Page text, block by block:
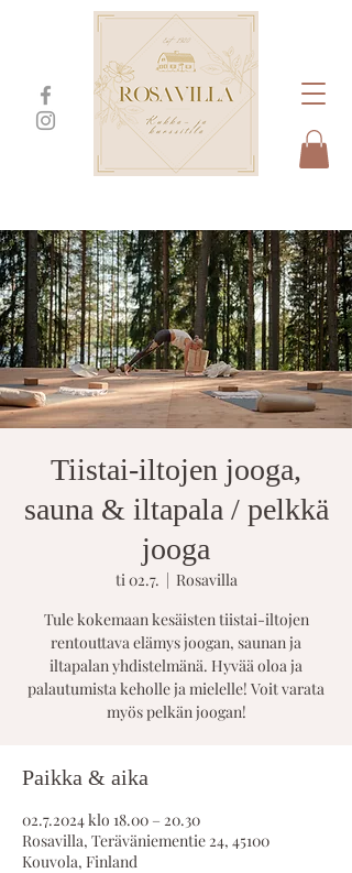
Tiistai-iltojen jooga,
sauna & iltapala / pelkkä
jooga
ti 02.7.
  |
Rosavilla
Tule kokemaan kesäisten tiistai-iltojen
rentouttava elämys joogan, saunan ja
iltapalan yhdistelmänä. Hyvää oloa ja
palautumista keholle ja mielelle! Voit varata
myös pelkän joogan!
Paikka & aika
02.7.2024 klo 18.00 – 20.30
Rosavilla, Teräväniementie 24, 45100
Kouvola, Finland